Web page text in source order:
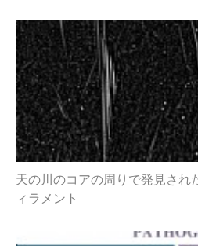
天の川のコアの周りで発見され
ィラメント